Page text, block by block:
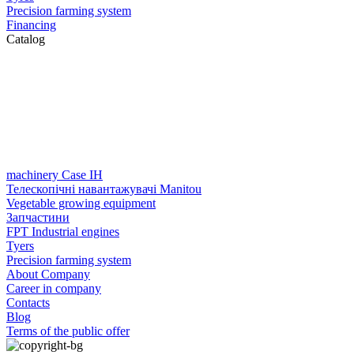
Precision farming system
Financing
Catalog
machinery Case IH
Телескопічні навантажувачі Manitou
Vegetable growing equipment
Запчастини
FPT Industrial engines
Tyers
Precision farming system
About Company
Career in company
Contacts
Blog
Terms of the public offer